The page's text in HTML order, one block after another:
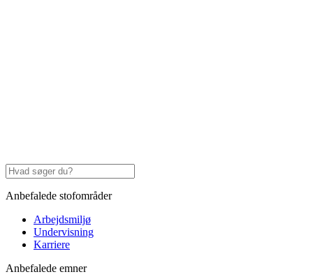
Anbefalede stofområder
Arbejdsmiljø
Undervisning
Karriere
Anbefalede emner